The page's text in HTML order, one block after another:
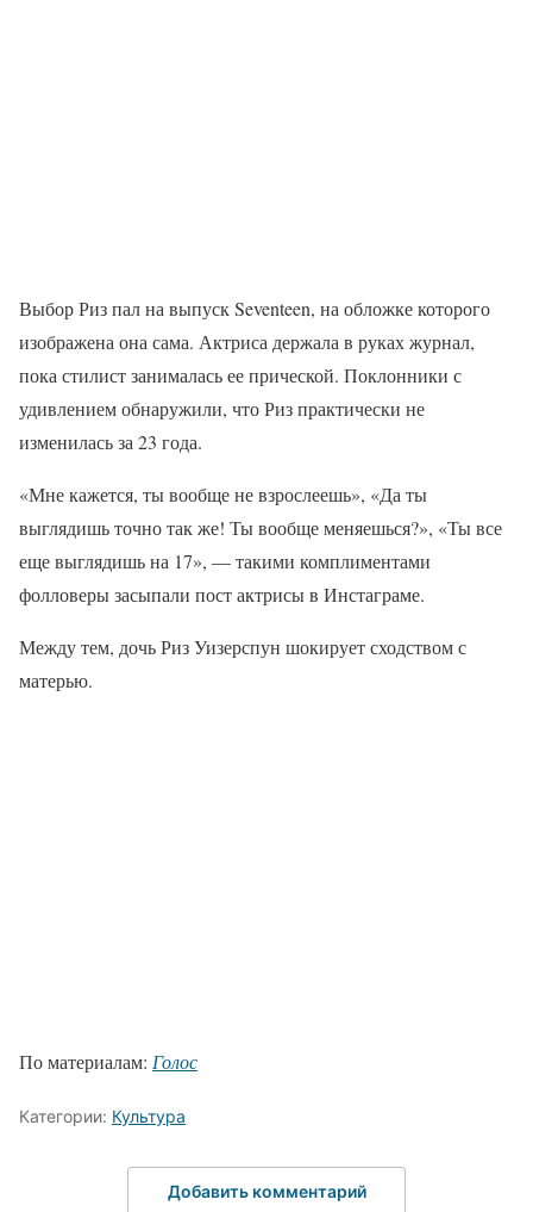
Выбор Риз пал на выпуск Seventeen, на обложке которого
изображена она сама. Актриса держала в руках журнал,
пока стилист занималась ее прической. Поклонники с
удивлением обнаружили, что Риз практически не
изменилась за 23 года.
«Мне кажется, ты вообще не взрослеешь», «Да ты
выглядишь точно так же! Ты вообще меняешься?», «Ты все
еще выглядишь на 17», — такими комплиментами
фолловеры засыпали пост актрисы в Инстаграме.
Между тем, дочь Риз Уизерспун шокирует сходством с
матерью.
По материалам: Голос
Категории: Культура
Добавить комментарий